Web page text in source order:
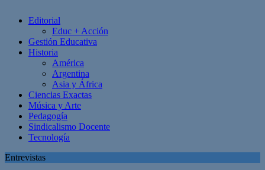
Editorial
Educ + Acción
Gestión Educativa
Historia
América
Argentina
Asia y África
Ciencias Exactas
Música y Arte
Pedagogía
Sindicalismo Docente
Tecnología
Entrevistas